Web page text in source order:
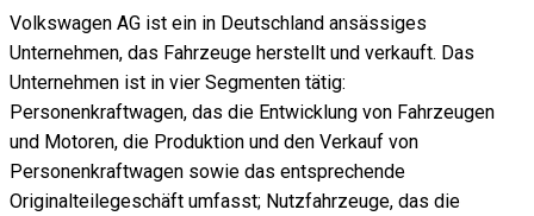
Volkswagen AG ist ein in Deutschland ansässiges
Unternehmen, das Fahrzeuge herstellt und verkauft. Das
Unternehmen ist in vier Segmenten tätig:
Personenkraftwagen, das die Entwicklung von Fahrzeugen
und Motoren, die Produktion und den Verkauf von
Personenkraftwagen sowie das entsprechende
Originalteilegeschäft umfasst; Nutzfahrzeuge, das die